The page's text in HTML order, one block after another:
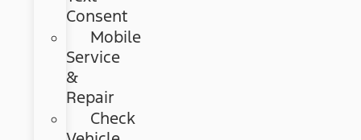
Consent
Mobile
Service
&
Repair
Check